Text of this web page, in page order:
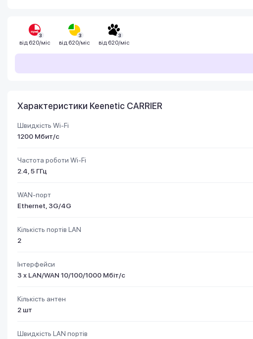
3
від 620/міс
3
від 620/міс
3
від 620/міс
Характеристики Keenetic CARRIER
Швидкість Wi-Fi
1200 Мбит/с
Частота роботи Wi-Fi
2.4, 5 ГГц
WAN-порт
Ethernet, 3G/4G
Кількість портів LAN
2
Інтерфейси
3 х LAN/WAN 10/100/1000 Мбіт/с
Кількість антен
2 шт
Швидкість LAN портів